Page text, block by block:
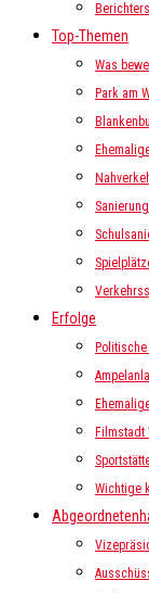
Top-Themen
Was
Park am
Erfolge
Filmstadt
Wichtige